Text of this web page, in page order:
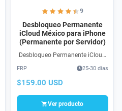
9
Desbloqueo Permanente
iCloud México para iPhone
(Permanente por Servidor)
Desbloqueo Permanente iCloud
por Servidor) en todas las
versiones y modelos que
«Este iPhone está enlazado a un
Apple ID»
FRP 25-30 dias
$159.00 USD
Ver producto